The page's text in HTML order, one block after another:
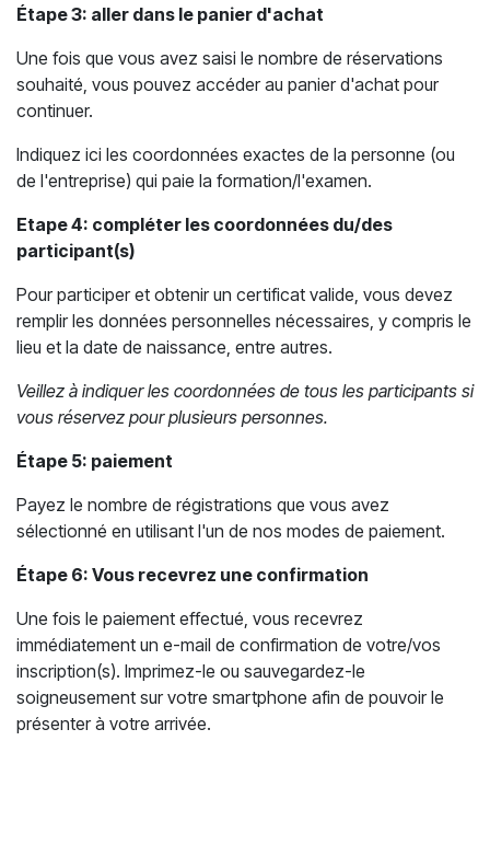
Étape 3: aller dans le panier d'achat
Une fois que vous avez saisi le nombre de réservations
souhaité, vous pouvez accéder au panier d'achat pour
continuer.
Indiquez ici les coordonnées exactes de la personne (ou
de l'entreprise) qui paie la formation/l'examen.
Etape 4: compléter les coordonnées du/des
participant(s)
Pour participer et obtenir un certificat valide, vous devez
remplir les données personnelles nécessaires, y compris le
lieu et la date de naissance, entre autres.
Veillez à indiquer les coordonnées de tous les participants si
vous réservez pour plusieurs personnes.
Étape 5: paiement
Payez le nombre de régistrations que vous avez
sélectionné en utilisant l'un de nos modes de paiement.
Étape 6: Vous recevrez une confirmation
Une fois le paiement effectué, vous recevrez
immédiatement un e-mail de confirmation de votre/vos
inscription(s). Imprimez-le ou sauvegardez-le
soigneusement sur votre smartphone afin de pouvoir le
présenter à votre arrivée.